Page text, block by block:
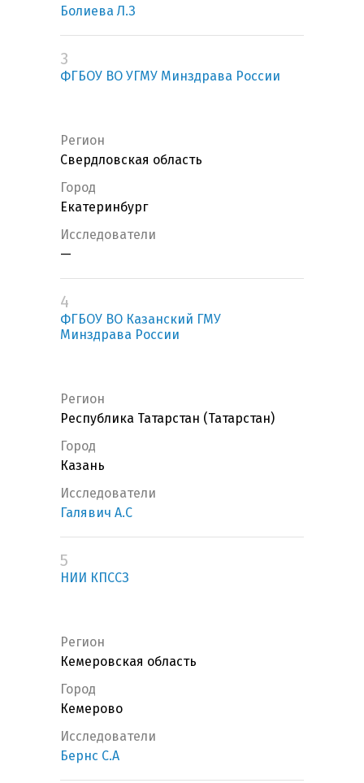
Болиева Л.З
3
ФГБОУ ВО УГМУ Минздрава России
Регион
Свердловская область
Город
Екатеринбург
Исследователи
—
4
ФГБОУ ВО Казанский ГМУ
Минздрава России
Регион
Республика Татарстан (Татарстан)
Город
Казань
Исследователи
Галявич А.С
5
НИИ КПССЗ
Регион
Кемеровская область
Город
Кемерово
Исследователи
Бернс С.А